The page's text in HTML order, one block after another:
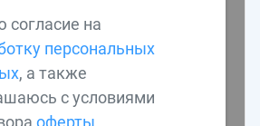
согласие на
персональных
, а также
с условиями
оферты